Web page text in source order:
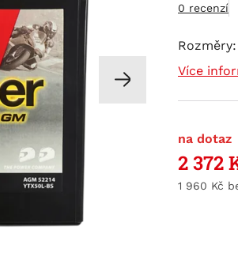
0 recenzí
Více
na dotaz
2 372
1 960 Kč